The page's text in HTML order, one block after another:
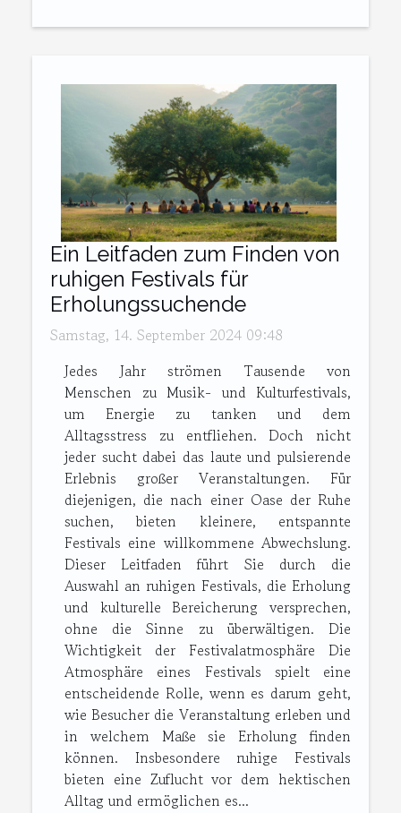
Ein Leitfaden zum Finden von
ruhigen Festivals für
Erholungssuchende
Samstag, 14. September 2024 09:48
Jedes Jahr strömen Tausende von
Menschen zu Musik- und Kulturfestivals,
um Energie zu tanken und dem
Alltagsstress zu entfliehen. Doch nicht
jeder sucht dabei das laute und pulsierende
Erlebnis großer Veranstaltungen. Für
diejenigen, die nach einer Oase der Ruhe
suchen, bieten kleinere, entspannte
Festivals eine willkommene Abwechslung.
Dieser Leitfaden führt Sie durch die
Auswahl an ruhigen Festivals, die Erholung
und kulturelle Bereicherung versprechen,
ohne die Sinne zu überwältigen. Die
Wichtigkeit der Festivalatmosphäre Die
Atmosphäre eines Festivals spielt eine
entscheidende Rolle, wenn es darum geht,
wie Besucher die Veranstaltung erleben und
in welchem Maße sie Erholung finden
können. Insbesondere ruhige Festivals
bieten eine Zuflucht vor dem hektischen
Alltag und ermöglichen es...